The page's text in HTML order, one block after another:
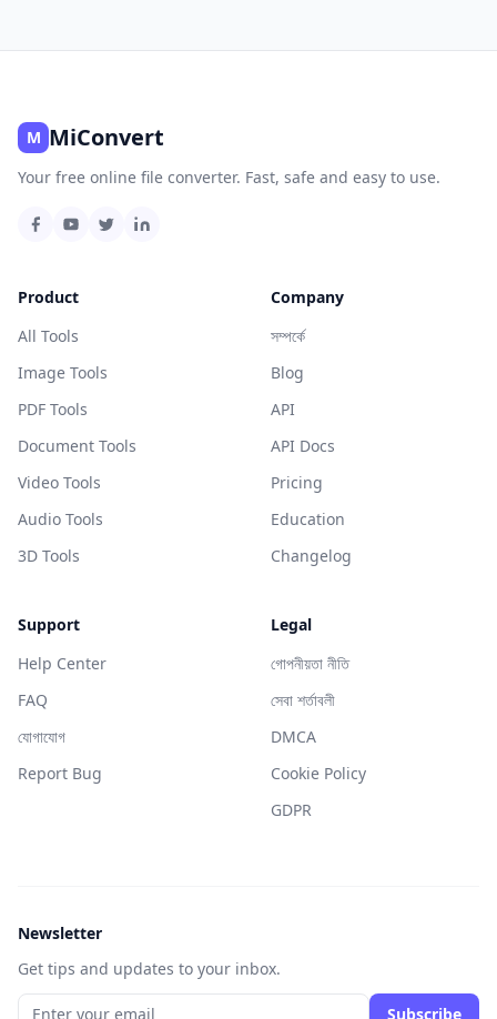
M MiConvert
Your free online file converter. Fast, safe and easy to use.
Product
All Tools
Image Tools
PDF Tools
Document Tools
Video Tools
Audio Tools
3D Tools
Company
সম্পর্কে
Blog
API
API Docs
Pricing
Education
Changelog
Support
Help Center
FAQ
যোগাযোগ
Report Bug
Legal
গোপনীয়তা নীতি
সেবা শর্তাবলী
DMCA
Cookie Policy
GDPR
Newsletter
Get tips and updates to your inbox.
Subscribe